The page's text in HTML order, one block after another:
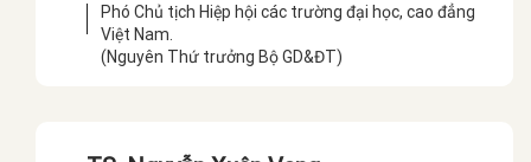
Phó Chủ tịch Hiệp hội các trường đại học, cao đẳng
Việt Nam.
(Nguyên Thứ trưởng Bộ GD&ĐT)